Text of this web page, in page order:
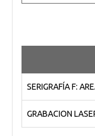
SERIGRAFÍA F:
GRABACION